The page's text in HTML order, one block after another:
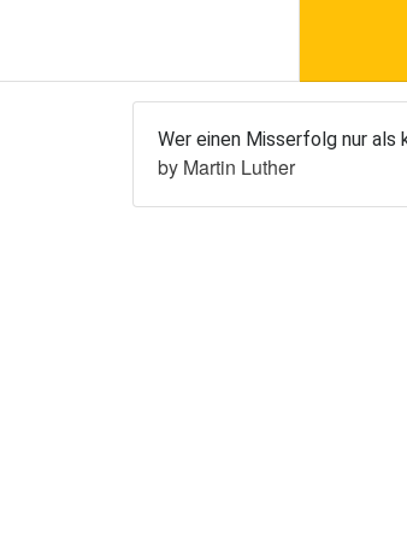
Wer einen Misserfolg nur als
by Martin Luther